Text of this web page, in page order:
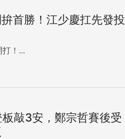
首勝！江少慶扛先發投
打！...
敲3安，鄭宗哲賽後受